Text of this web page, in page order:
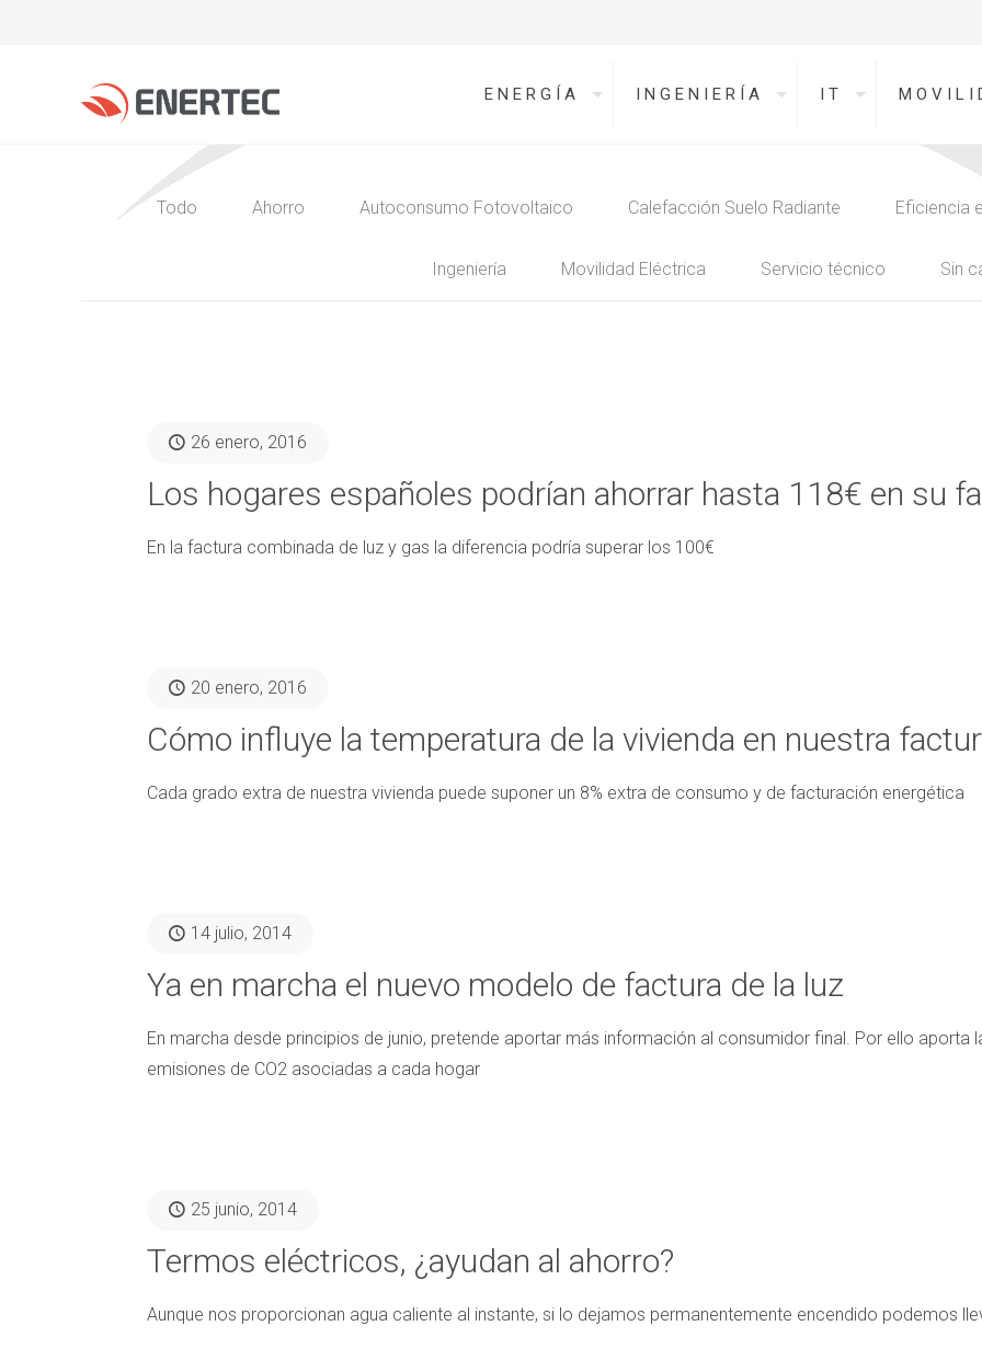
ENERGÍA INGENIERÍA IT
Todo Ahorro Autoconsumo Fotovoltaico Calefacción Suelo Radiante Eficiencia
Ingeniería Movilidad Eléctrica Servicio técnico Sin
26 enero, 2016
Los hogares españoles podrían ahorrar hasta 118€ en su
En la factura combinada de luz y gas la diferencia podría superar los 100€
20 enero, 2016
Cómo influye la temperatura de la vivienda en nuestra
Cada grado extra de nuestra vivienda puede suponer un 8% extra de consumo y de facturación energética
14 julio, 2014
Ya en marcha el nuevo modelo de factura de la luz
En marcha desde principios de junio, pretende aportar más información al consumidor final. Por ello aporta
emisiones de CO2 asociadas a cada hogar
25 junio, 2014
Termos eléctricos, ¿ayudan al ahorro?
Aunque nos proporcionan agua caliente al instante, si lo dejamos permanentemente encendido podemos